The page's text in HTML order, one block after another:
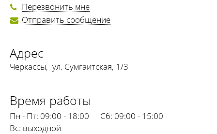
Перезвонить мне
Отправить сообщение
Адрес
Черкассы, ул. Сумгаитская, 1/3
Время работы
Пн - Пт: 09:00 - 18:00 Сб: 09:00 - 15:00
Вс: выходной